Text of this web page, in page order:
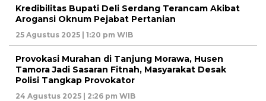
Kredibilitas Bupati Deli Serdang Terancam Akibat
Arogansi Oknum Pejabat Pertanian
25 Agustus 2025 | 1:20 pm WIB
Provokasi Murahan di Tanjung Morawa, Husen
Tamora Jadi Sasaran Fitnah, Masyarakat Desak
Polisi Tangkap Provokator
24 Agustus 2025 | 2:26 pm WIB